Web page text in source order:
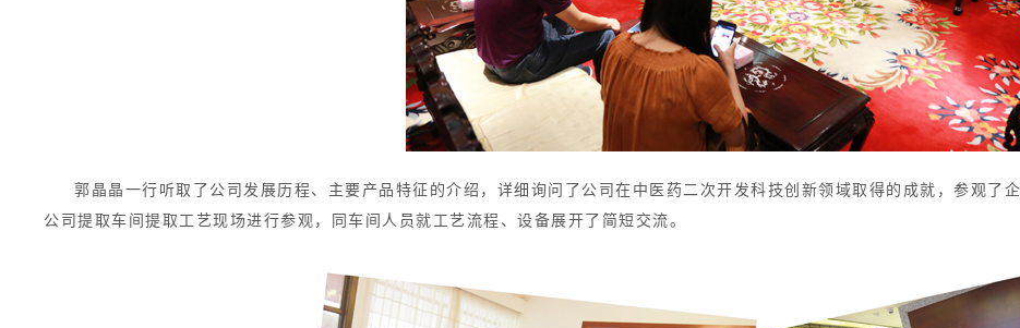
郭晶晶一行听取了公司发展历程、主要产品特征的介绍，详细询问了公司在中医药二次开发科技创新领域取得的成就，参观了
公司提取车间提取工艺现场进行参观，同车间人员就工艺流程、设备展开了简短交流。